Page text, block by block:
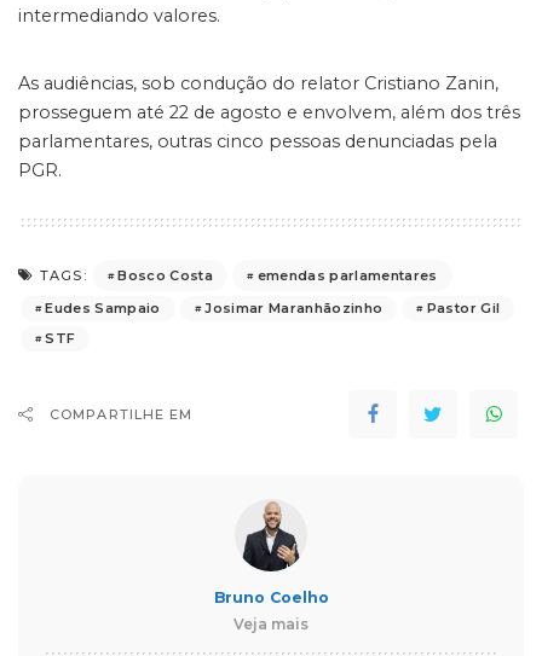
intermediando valores.
As audiências, sob condução do relator Cristiano Zanin,
prosseguem até 22 de agosto e envolvem, além dos três
parlamentares, outras cinco pessoas denunciadas pela
PGR.
TAGS: Bosco Costa
emendas parlamentares
Eudes Sampaio
Josimar Maranhãozinho
Pastor Gil
STF
COMPARTILHE EM
Bruno Coelho
Veja mais